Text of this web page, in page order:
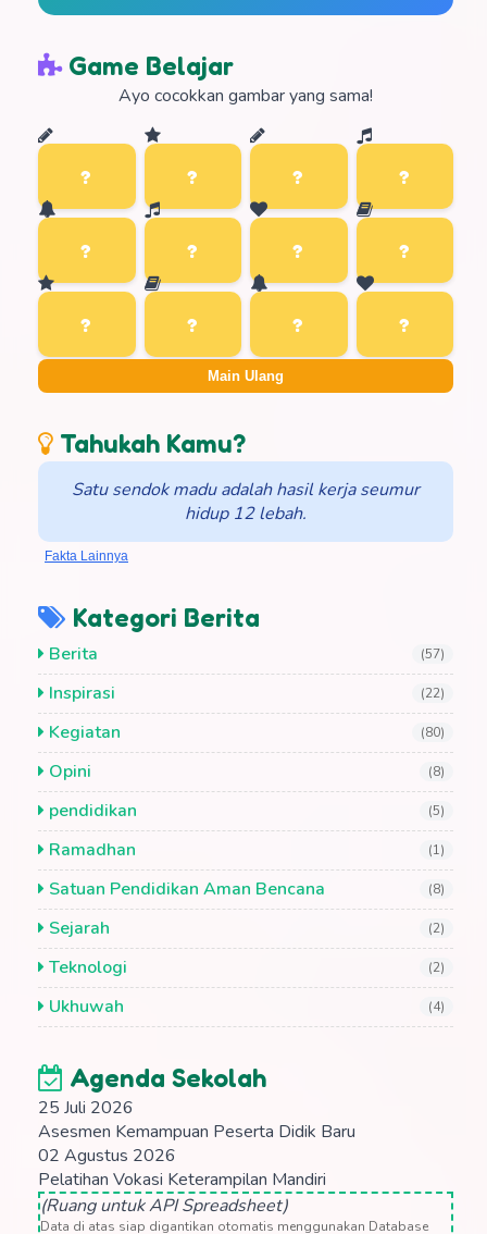
Game Belajar
Ayo cocokkan gambar yang sama!
Main Ulang
Tahukah Kamu?
Satu sendok madu adalah hasil kerja seumur
hidup 12 lebah.
Fakta Lainnya
Kategori Berita
Berita (57)
Inspirasi (22)
Kegiatan (80)
Opini (8)
pendidikan (5)
Ramadhan (1)
Satuan Pendidikan Aman Bencana (8)
Sejarah (2)
Teknologi (2)
Ukhuwah (4)
Agenda Sekolah
25 Juli 2026
Asesmen Kemampuan Peserta Didik Baru
02 Agustus 2026
Pelatihan Vokasi Keterampilan Mandiri
(Ruang untuk API Spreadsheet)
Data di atas siap digantikan otomatis menggunakan Database